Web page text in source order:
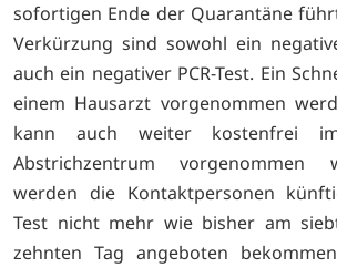
sofortigen Ende der Quarantäne
Verkürzung sind sowohl ein
auch ein negativer PCR-Test. Ein
einem Hausarzt vorgenommen
kann auch weiter kostenfrei im
Abstrichzentrum vorgenommen
werden die Kontaktpersonen
Test nicht mehr wie bisher am
zehnten Tag angeboten